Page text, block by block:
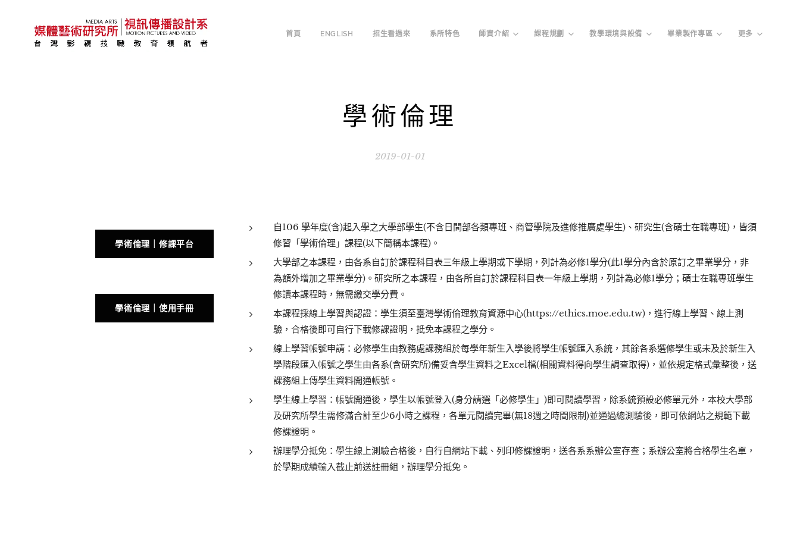
首頁 ENGLISH 招生看過來 系所特色 師資介紹 課程規劃 教學環境與設備 畢業製作專區 更多
學術倫理
2019-01-01
學術倫理｜修課平台
學術倫理｜使用手冊
自106 學年度(含)起入學之大學部學生(不含日間部各類專班、商管學院及進修推廣處學生)、研究生(含碩士在職專班)，皆須
修習「學術倫理」課程(以下簡稱本課程)。
大學部之本課程，由各系自訂於課程科目表三年級上學期或下學期，列計為必修1學分(此1學分內含於原訂之畢業學分，非
為額外增加之畢業學分)。研究所之本課程，由各所自訂於課程科目表一年級上學期，列計為必修1學分；碩士在職專班學生
修讀本課程時，無需繳交學分費。
本課程採線上學習與認證：學生須至臺灣學術倫理教育資源中心(https://ethics.moe.edu.tw)，進行線上學習、線上測
驗，合格後即可自行下載修課證明，抵免本課程之學分。
線上學習帳號申請：必修學生由教務處課務組於每學年新生入學後將學生帳號匯入系統，其餘各系選修學生或未及於新生入
學階段匯入帳號之學生由各系(含研究所)備妥含學生資料之Excel檔(相關資料得向學生調查取得)，並依規定格式彙整後，送
課務組上傳學生資料開通帳號。
學生線上學習：帳號開通後，學生以帳號登入(身分請選「必修學生」)即可閱讀學習，除系統預設必修單元外，本校大學部
及研究所學生需修滿合計至少6小時之課程，各單元閱讀完畢(無18週之時間限制)並通過總測驗後，即可依網站之規範下載
修課證明。
辦理學分抵免：學生線上測驗合格後，自行自網站下載、列印修課證明，送各系系辦公室存查；系辦公室將合格學生名單，
於學期成績輸入截止前送註冊組，辦理學分抵免。